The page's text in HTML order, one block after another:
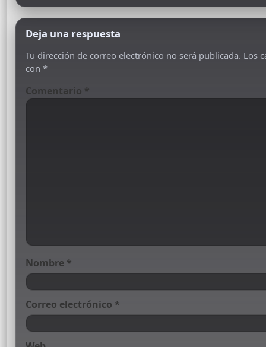
Deja una respuesta
Tu dirección de correo electrónico no será publicada. Los
con *
Comentario *
Nombre *
Correo electrónico *